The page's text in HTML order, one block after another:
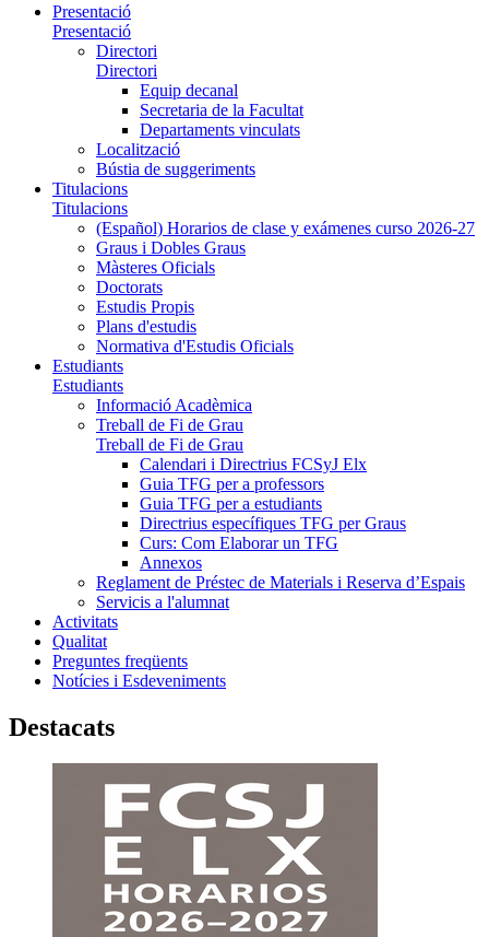
Presentació
Presentació
Directori
Directori
Equip decanal
Secretaria de la Facultat
Departaments vinculats
Localització
Bústia de suggeriments
Titulacions
Titulacions
(Español) Horarios de clase y exámenes curso 2026-27
Graus i Dobles Graus
Màsteres Oficials
Doctorats
Estudis Propis
Plans d'estudis
Normativa d'Estudis Oficials
Estudiants
Estudiants
Informació Acadèmica
Treball de Fi de Grau
Treball de Fi de Grau
Calendari i Directrius FCSyJ Elx
Guia TFG per a professors
Guia TFG per a estudiants
Directrius específiques TFG per Graus
Curs: Com Elaborar un TFG
Annexos
Reglament de Préstec de Materials i Reserva d’Espais
Servicis a l'alumnat
Activitats
Qualitat
Preguntes freqüents
Notícies i Esdeveniments
Destacats